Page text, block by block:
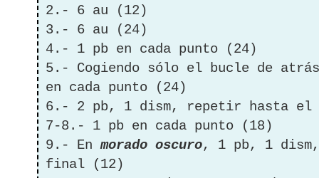
2.- 6 au (12)
3.- 6 au (24)
4.- 1 pb en cada punto (24)
5.- Cogiendo sólo el bucle de
en cada punto (24)
6.- 2 pb, 1 dism, repetir hasta
7-8.- 1 pb en cada punto (18)
9.- Enmorado oscuro, 1 pb, 1
final (12)